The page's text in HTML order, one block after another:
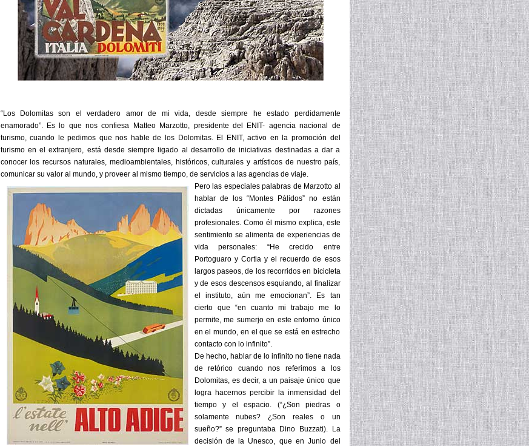
“Los Dolomitas son el verdadero amor de mi vida, desde siempre he estado perdidamente
enamorado”. Es lo que nos confiesa Matteo Marzotto, presidente del ENIT- agencia nacional de
turismo, cuando le pedimos que nos hable de los Dolomitas. El ENIT, activo en la promoción del
turismo en el extranjero, está desde siempre ligado al desarrollo de iniciativas destinadas a dar a
conocer los recursos naturales, medioambientales, históricos, culturales y artísticos de nuestro país,
comunicar su valor al mundo, y proveer al mismo tiempo, de servicios a las agencias de viaje.
Pero las especiales palabras de Marzotto al
hablar de los “Montes Pálidos” no están
dictadas únicamente por razones
profesionales. Como él mismo explica, este
sentimiento se alimenta de experiencias de
vida personales: “He crecido entre
Portoguaro y Cortia y el recuerdo de esos
largos paseos, de los recorridos en bicicleta
y de esos descensos esquiando, al finalizar
el instituto, aún me emocionan”. Es tan
cierto que “en cuanto mi trabajo me lo
permite, me sumerjo en este entorno único
en el mundo, en el que se está en estrecho
contacto con lo infinito”.
De hecho, hablar de lo infinito no tiene nada
de retórico cuando nos referimos a los
Dolomitas, es decir, a un paisaje único que
logra hacernos percibir la inmensidad del
tiempo y el espacio. (“¿Son piedras o
solamente nubes? ¿Son reales o un
sueño?” se preguntaba Dino Buzzati). La
decisión de la Unesco, que en Junio del